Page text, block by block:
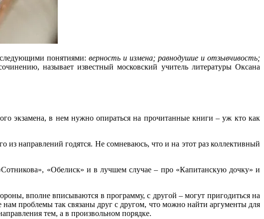
следующими понятиями:верность и измена; равнодушие и отзывчивость;
называет известный московский учитель литературы Оксана
экзамена, в нем нужно опираться на прочитанные книги – уж кто как
направлений годятся. Не сомневаюсь, что и на этот раз коллективный
«Обелиск» и в лучшем случае – про «Капитанскую дочку» и
вполне вписываются в программу, с другой – могут пригодиться на
проблемы так связаны друг с другом, что можно найти аргументы для
тем, а в произвольном порядке.